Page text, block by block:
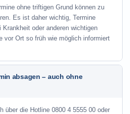
ohne triftigen Grund können zu
Es ist daher wichtig, Termine
oder anderen wichtigen
vor Ort so früh wie möglich informiert
absagen – auch ohne
über die Hotline 0800 4 5555 00 oder